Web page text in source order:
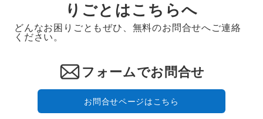
りごとはこちらへ
どんなお困りごともぜひ、無料のお問合せへご連絡
ください。
フォームでお問合せ
お問合せページはこちら